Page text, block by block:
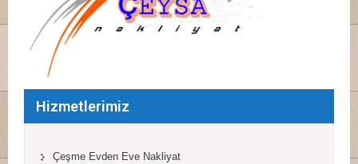
Hizmetlerimiz
Çeşme Evden Eve Nakliyat